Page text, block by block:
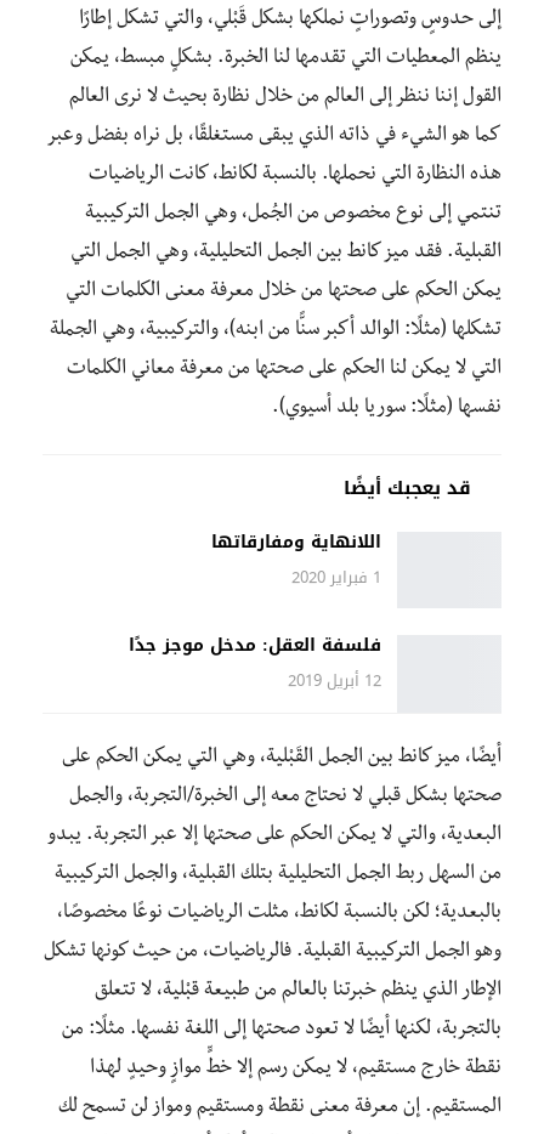
إلى حدوسٍ وتصوراتٍ نملكها بشكل قَبْلي، والتي تشكل إطارًا
ينظم المعطيات التي تقدمها لنا الخبرة. بشكلٍ مبسط، يمكن
القول إننا ننظر إلى العالم من خلال نظارة بحيث لا نرى العالم
كما هو الشيء في ذاته الذي يبقى مستغلقًا، بل نراه بفضل وعبر
هذه النظارة التي نحملها. بالنسبة لكانط، كانت الرياضيات
تنتمي إلى نوع مخصوص من الجُمل، وهي الجمل التركيبية
القبلية. فقد ميز كانط بين الجمل التحليلية، وهي الجمل التي
يمكن الحكم على صحتها من خلال معرفة معنى الكلمات التي
تشكلها (مثلًا: الوالد أكبر سنًّا من ابنه)، والتركيبية، وهي الجملة
التي لا يمكن لنا الحكم على صحتها من معرفة معاني الكلمات
نفسها (مثلًا: سوريا بلد أسيوي).
قد يعجبك أيضًا
اللانهاية ومفارقاتها
1 فبراير 2020
فلسفة العقل: مدخل موجز جدًا
12 أبريل 2019
أيضًا، ميز كانط بين الجمل القَبْلية، وهي التي يمكن الحكم على
صحتها بشكل قبلي لا نحتاج معه إلى الخبرة/التجربة، والجمل
البعدية، والتي لا يمكن الحكم على صحتها إلا عبر التجربة. يبدو
من السهل ربط الجمل التحليلية بتلك القبلية، والجمل التركيبية
بالبعدية؛ لكن بالنسبة لكانط، مثلت الرياضيات نوعًا مخصوصًا،
وهو الجمل التركيبية القبلية. فالرياضيات، من حيث كونها تشكل
الإطار الذي ينظم خبرتنا بالعالم من طبيعة قبْلية، لا تتعلق
بالتجربة، لكنها أيضًا لا تعود صحتها إلى اللغة نفسها. مثلًا: من
نقطة خارج مستقيم، لا يمكن رسم إلا خطٍّ موازٍ وحيدٍ لهذا
المستقيم. إن معرفة معنى نقطة ومستقيم ومواز لن تسمح لك